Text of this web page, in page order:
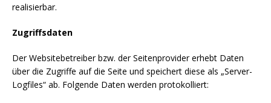
realisierbar.
Zugriffsdaten
Der Websitebetreiber bzw. der Seitenprovider erhebt Daten
über die Zugriffe auf die Seite und speichert diese als „Server-
Logfiles“ ab. Folgende Daten werden protokolliert: